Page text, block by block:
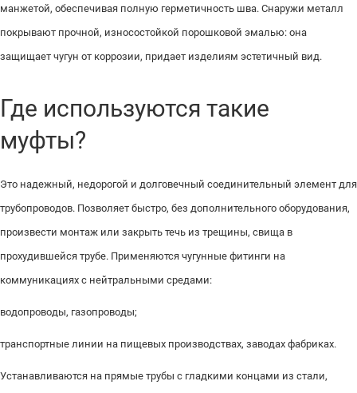
манжетой, обеспечивая полную герметичность шва. Снаружи металл
покрывают прочной, износостойкой порошковой эмалью: она
защищает чугун от коррозии, придает изделиям эстетичный вид.
Где используются такие
муфты?
Это надежный, недорогой и долговечный соединительный элемент для
трубопроводов. Позволяет быстро, без дополнительного оборудования,
произвести монтаж или закрыть течь из трещины, свища в
прохудившейся трубе. Применяются чугунные фитинги на
коммуникациях с нейтральными средами:
водопроводы, газопроводы;
транспортные линии на пищевых производствах, заводах фабриках.
Устанавливаются на прямые трубы с гладкими концами из стали,